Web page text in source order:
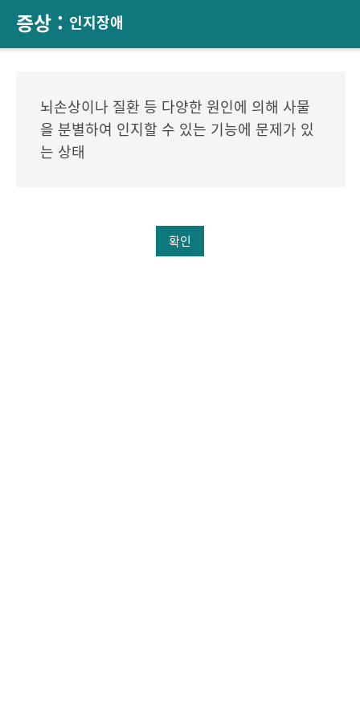
증상 : 인지장애
뇌손상이나 질환 등 다양한 원인에 의해 사물
을 분별하여 인지할 수 있는 기능에 문제가 있
는 상태
확인